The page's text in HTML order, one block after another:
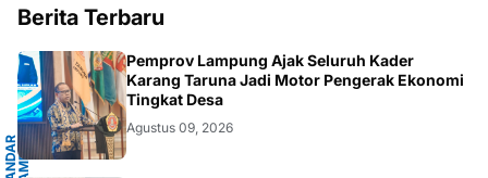
Berita Terbaru
B
A
N
D
A
R
L
A
M
P
U
N
G
.
L
A
M
P
U
NG
Pemprov Lampung Ajak Seluruh Kader
Karang Taruna Jadi Motor Pengerak Ekonomi
Tingkat Desa
Agustus 09, 2026